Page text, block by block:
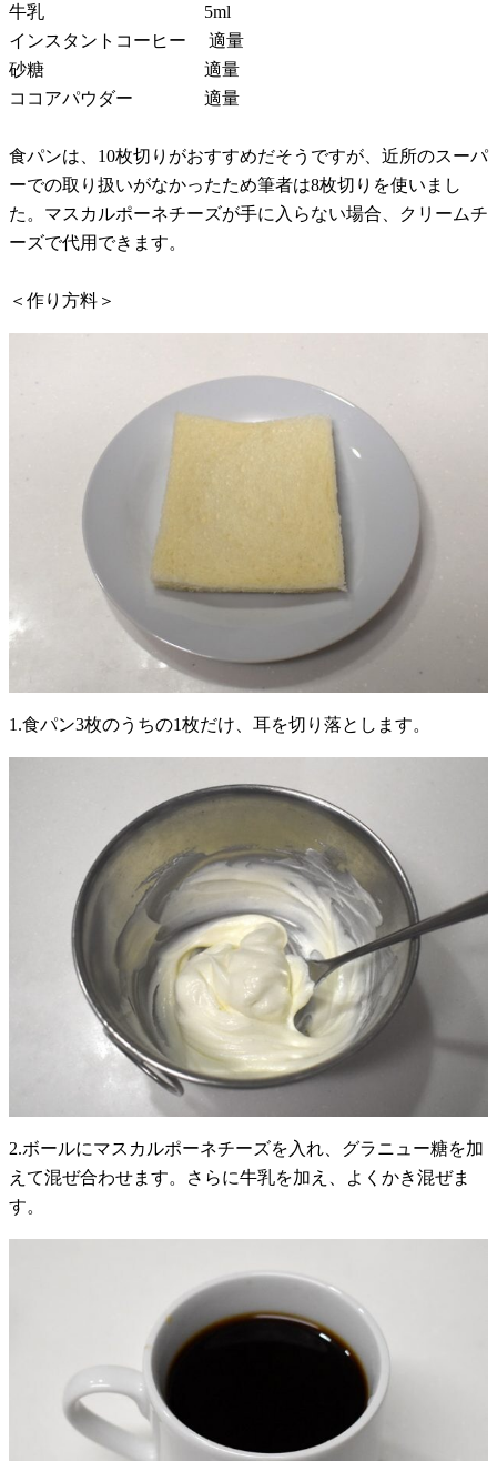
牛乳 5ml
インスタントコーヒー 適量
砂糖 適量
ココアパウダー 適量
食パンは、10枚切りがおすすめだそうですが、近所のスーパ
ーでの取り扱いがなかったため筆者は8枚切りを使いまし
た。マスカルポーネチーズが手に入らない場合、クリームチ
ーズで代用できます。
＜作り方料＞
1.食パン3枚のうちの1枚だけ、耳を切り落とします。
2.ボールにマスカルポーネチーズを入れ、グラニュー糖を加
えて混ぜ合わせます。さらに牛乳を加え、よくかき混ぜま
す。